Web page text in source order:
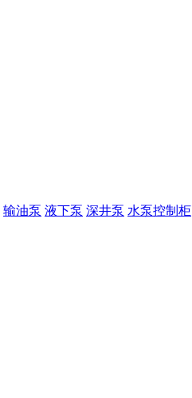
输油泵 液下泵 深井泵 水泵控制柜